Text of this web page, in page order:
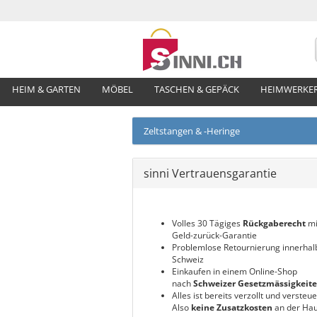
HEIM & GARTEN MÖBEL TASCHEN & GEPÄCK
Zeltstangen & -Heringe
sinni Vertrauensgarantie
Volles 30 Tägiges Rückgaberecht
Geld-zurück-Garantie
Problemlose Retournierung
Schweiz
Einkaufen in einem Online-Shop
nachSchweizer
Alles ist bereits verzollt und
Also keine Zusatzkosten an der